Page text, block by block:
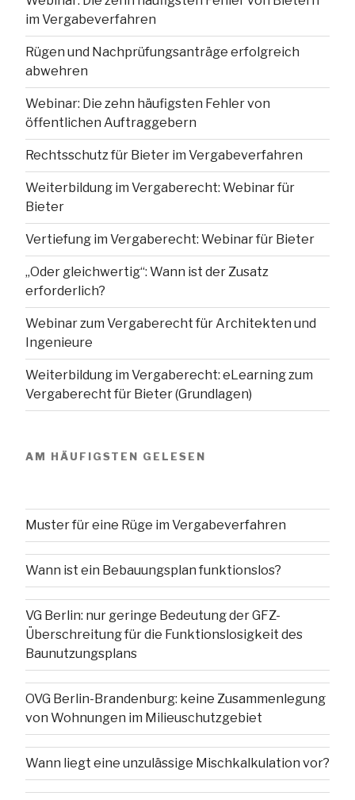
im Vergabeverfahren
Rügen und Nachprüfungsanträge erfolgreich
abwehren
Webinar: Die zehn häufigsten Fehler von
öffentlichen Auftraggebern
Rechtsschutz für Bieter im Vergabeverfahren
Weiterbildung im Vergaberecht: Webinar für
Bieter
Vertiefung im Vergaberecht: Webinar für Bieter
„Oder gleichwertig“: Wann ist der Zusatz
erforderlich?
Webinar zum Vergaberecht für Architekten und
Ingenieure
Weiterbildung im Vergaberecht: eLearning zum
Vergaberecht für Bieter (Grundlagen)
AM HÄUFIGSTEN GELESEN
Muster für eine Rüge im Vergabeverfahren
Wann ist ein Bebauungsplan funktionslos?
VG Berlin: nur geringe Bedeutung der GFZ-
Überschreitung für die Funktionslosigkeit des
Baunutzungsplans
OVG Berlin-Brandenburg: keine Zusammenlegung
von Wohnungen im Milieuschutzgebiet
Wann liegt eine unzulässige Mischkalkulation vor?